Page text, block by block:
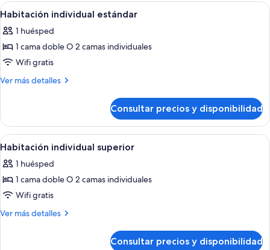
Abrir
todas
las
fotos
de
Habitación
Habitación de hotel moderna con
6
Habitación individual estándar
1 huésped
1 cama doble O 2 camas individuales
Wifi gratis
Ver más detalles
Más
individual
estándar
Consultar precios y disponibilidad
Abrir
todas
las
fotos
de
Habitación
Habitación de hotel moderna con
5
Habitación individual superior
1 huésped
1 cama doble O 2 camas individuales
Wifi gratis
Ver más detalles
Más
Consultar precios y disponibilidad